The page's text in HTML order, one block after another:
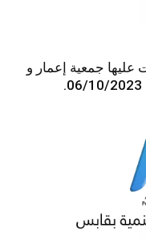
عليها جمعية إعمار و